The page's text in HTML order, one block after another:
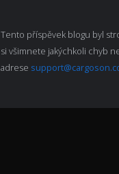
Tento příspěvek blogu byl
si všimnete jakýchkoli chyb
adrese